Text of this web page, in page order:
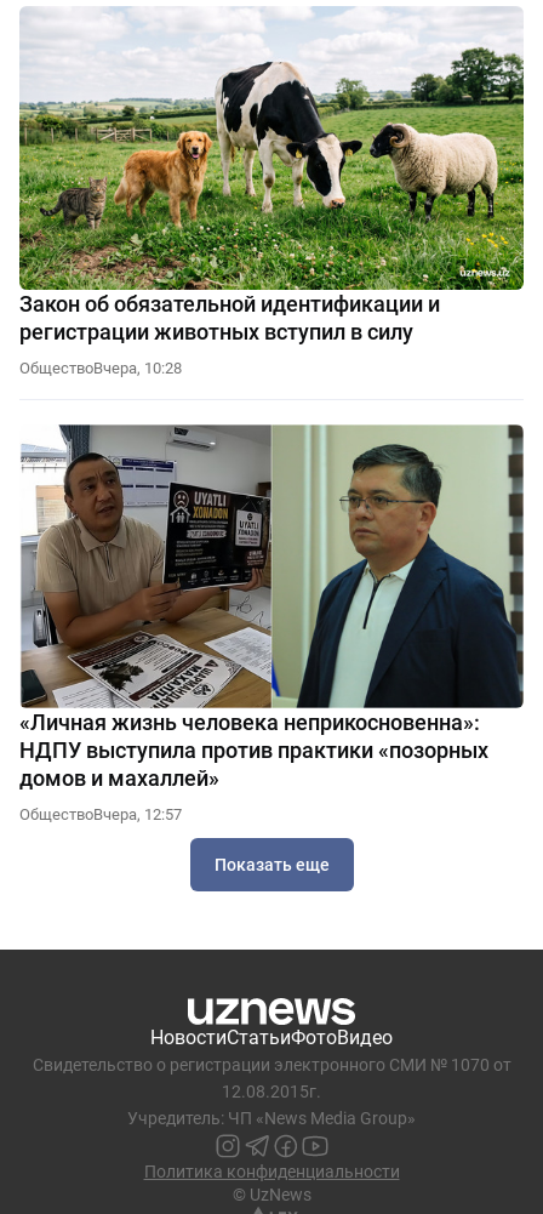
Закон об обязательной идентификации и
регистрации животных вступил в силу
ОбществоВчера, 10:28
«Личная жизнь человека неприкосновенна»:
НДПУ выступила против практики «позорных
домов и махаллей»
ОбществоВчера, 12:57
Показать еще
НовостиСтатьиФотоВидео
Свидетельство о регистрации электронного СМИ № 1070 от
12.08.2015г.
Учредитель: ЧП «News Media Group»
Политика конфиденциальности
© UzNews